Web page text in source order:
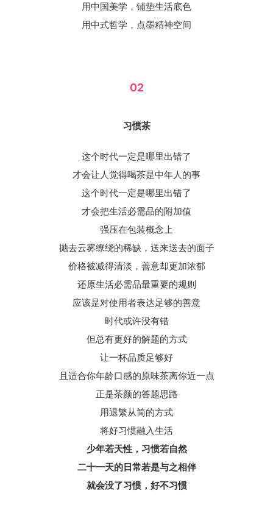
用中国美学，铺垫生活底色
用中式哲学，点墨精神空间
02
习惯茶
这个时代一定是哪里出错了
才会让人觉得喝茶是中年人的事
这个时代一定是哪里出错了
才会把生活必需品的附加值
强压在包装概念上
抛去云雾缭绕的稀缺，送来送去的面子
价格被减得清淡，善意却更加浓郁
还原生活必需品最重要的规则
应该是对使用者表达足够的善意
时代或许没有错
但总有更好的解题的方式
让一杯品质足够好
且适合你年龄口感的原味茶离你近一点
正是茶颜的答题思路
用退繁从简的方式
将好习惯融入生活
少年若天性，习惯若自然
二十一天的日常若是与之相伴
就会没了习惯，好不习惯